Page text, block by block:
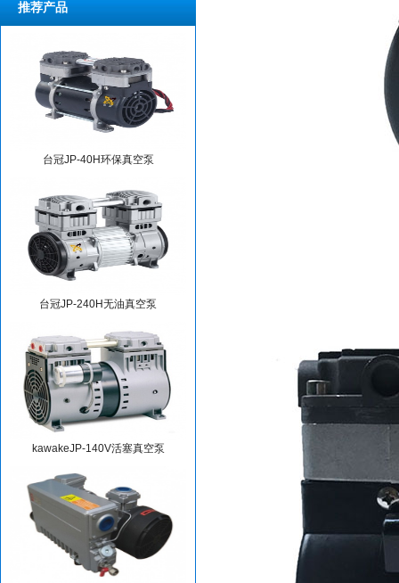
推荐产品
台冠JP-40H环保真空泵
台冠JP-240H无油真空泵
kawakeJP-140V活塞真空泵